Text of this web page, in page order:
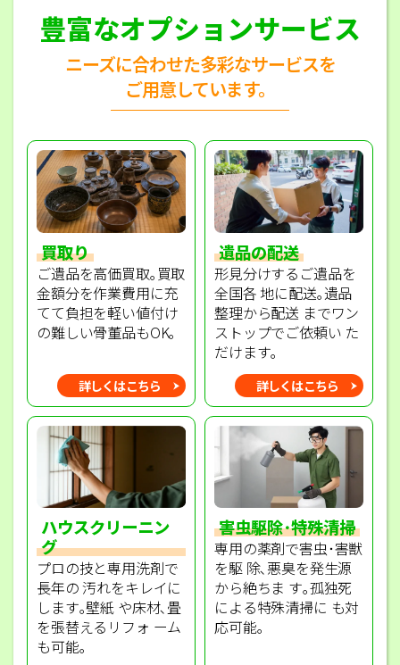
豊富なオプションサービス
ニーズに合わせた多彩なサービスを
ご用意しています。
買取り
ご遺品を高価買取｡買取
金額分を作業費用に充
てて負担を軽い値付け
の難しい骨董品もOK｡
詳しくはこちら
遺品の配送
形見分けするご遺品を
全国各 地に配送｡遺品
整理から配送 までワン
ストップでご依頼い た
だけます｡
詳しくはこちら
ハウスクリーニン
グ
プロの技と専用洗剤で
長年の 汚れをキレイに
します｡壁紙 や床材､畳
を張替えるリフォ ーム
も可能｡
害虫駆除･特殊清掃
専用の薬剤で害虫･害獣
を駆 除､悪臭を発生源
から絶ちま す｡孤独死
による特殊清掃に も対
応可能｡